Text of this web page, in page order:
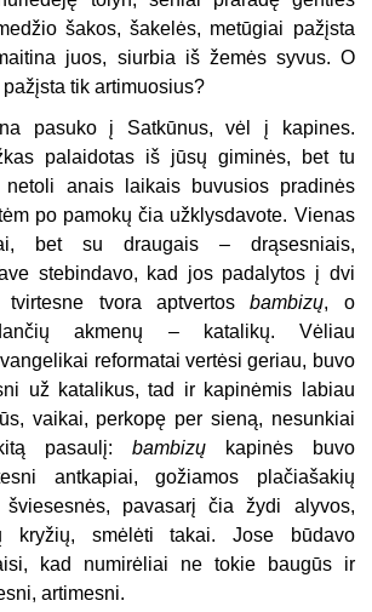
šakos, šakelės, metūgiai pažįsta
juos, siurbia iš žemės syvus. O
tik artimuosius?
pasuko į Satkūnus, vėl į kapines.
palaidotas iš jūsų giminės, bet tu
netoli anais laikais buvusios pradinės
po pamokų čia užklysdavote. Vienas
bet su draugais – drąsesniais,
stebindavo, kad jos padalytos į dvi
tvirtesne tvora aptvertosbambizų, o
akmenų – katalikų. Vėliau
reformatai vertėsi geriau, buvo
už katalikus, tad ir kapinėmis labiau
vaikai, perkopę per sieną, nesunkiai
pasaulį: bambizųkapinės buvo
antkapiai, gožiamos plačiašakių
pavasarį čia žydi alyvos,
kryžių, smėlėti takai. Jose būdavo
kad numirėliai ne tokie baugūs ir
artimesni.